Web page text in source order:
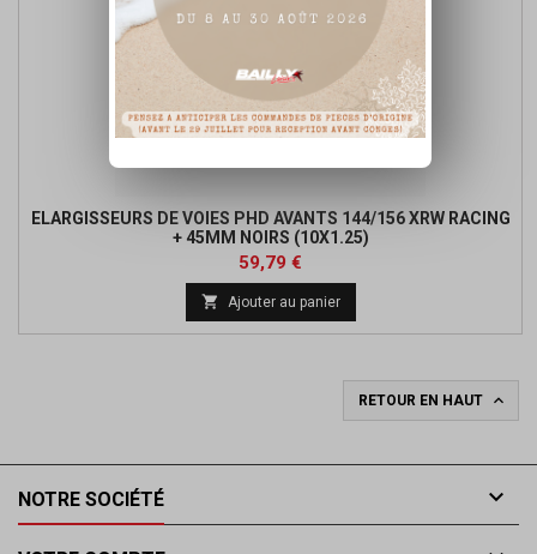
ELARGISSEURS DE VOIES PHD AVANTS 144/156 XRW RACING
+ 45MM NOIRS (10X1.25)
Prix
59,79 €
base
 Ajouter au panier
RETOUR EN HAUT 
NOTRE SOCIÉTÉ 